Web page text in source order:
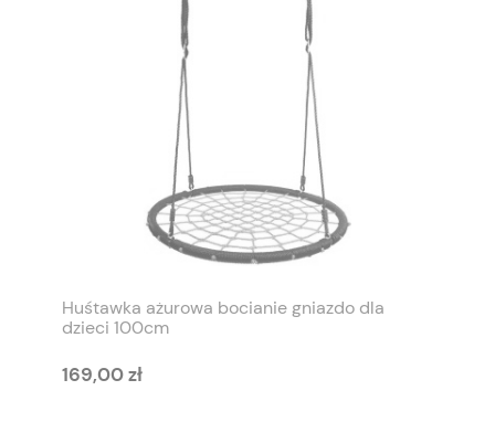
Huśtawka ażurowa bocianie gniazdo dla
dzieci 100cm
169,00 zł